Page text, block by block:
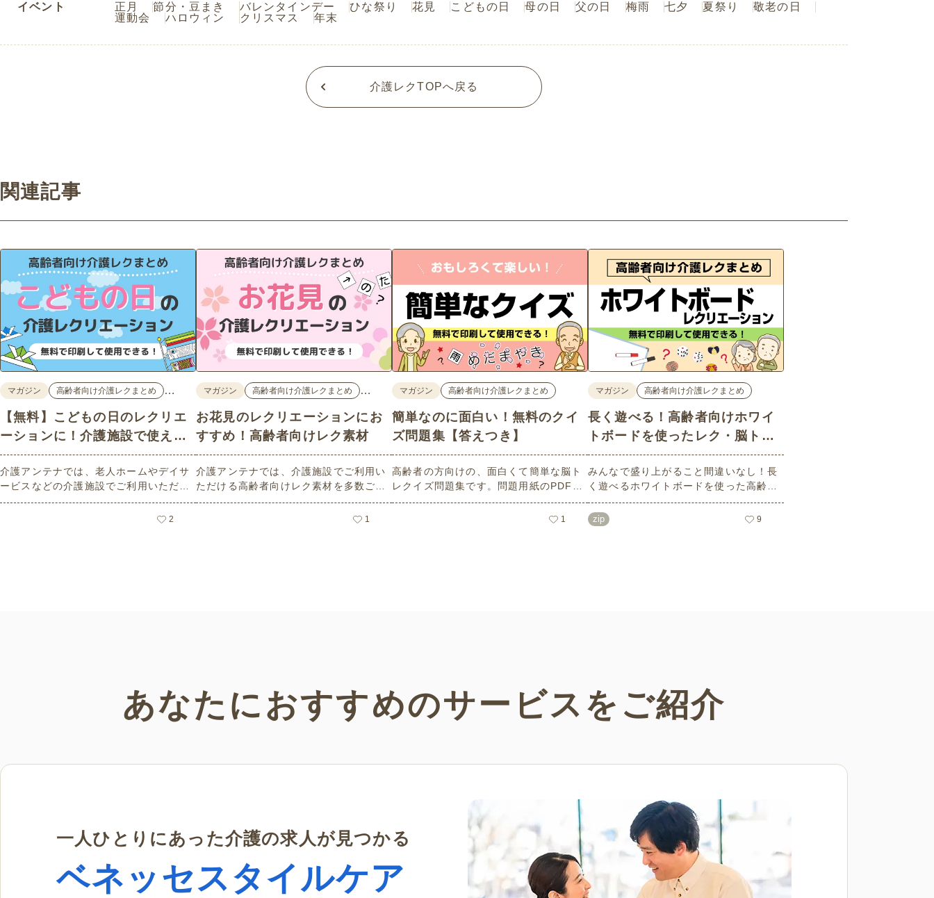
イベント 正月 節分・豆まき バレンタインデー ひな祭り 花見 こどもの日 母の日 父の日 梅雨 七夕 夏祭り
敬老の日
運動会
ハロウィン クリスマス 年末
介護レクTOPへ戻る
関連記事
マガジン 高齢者向け介護レクまとめ …
【無料】こどもの日のレクリエ
ーションに！介護施設で使える
高齢者向けレク素材
介護アンテナでは、老人ホームやデイサ
ービスなどの介護施設でご利用いただけ
る高齢者向けレク素材を多数ご用意して
います。今回はそのなかから、「こども
2
マガジン 高齢者向け介護レクまとめ …
お花見のレクリエーションにお
すすめ！高齢者向けレク素材
介護アンテナでは、介護施設でご利用い
ただける高齢者向けレク素材を多数ご用
意しています。今回はそのなかから、春
のレクリエーションにぴったりな「お花
1
マガジン 高齢者向け介護レクまとめ
簡単なのに面白い！無料のクイ
ズ問題集【答えつき】
高齢者の方向けの、面白くて簡単な脳ト
レクイズ問題集です。問題用紙のPDFは
A4サイズで無料印刷可能。答え付きです
から、便利に使えます。日々のレクリエ
1
マガジン 高齢者向け介護レクまとめ
長く遊べる！高齢者向けホワイ
トボードを使ったレク・脳トレ
ゲーム10選
みんなで盛り上がること間違いなし！長
く遊べるホワイトボードを使った高齢者
向けレクリエーション・脳トレゲームを
10種類ご紹介します。無料の会員登録で
ルールや進め方のほかに実施時の参加者
zip 9
あなたにおすすめのサービスをご紹介
一人ひとりにあった介護の求人が見つかる
ベネッセスタイルケア